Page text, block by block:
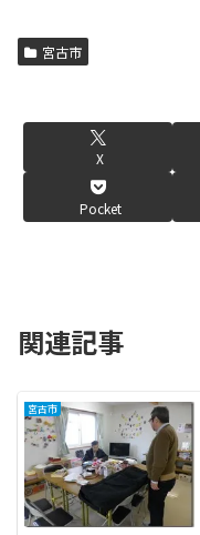
宮古市
X
Pocket
関連記事
宮古市